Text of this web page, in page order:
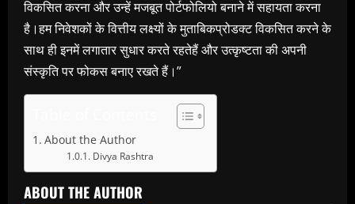
विकसित करना और उन्हें मजबूत पोर्टफोलियो बनाने में सहायता करना
है।हम निवेशकों के वित्तीय लक्ष्यों के मुताबिकप्रोडक्ट विकसित करने के
साथ ही इनमें लगातार सुधार करते रहतेहैं और उत्कृष्टता की अपनी
संस्कृति पर फोकस बनाए रखते हैं।”
About the Author
Divya Rashtra
ABOUT THE AUTHOR